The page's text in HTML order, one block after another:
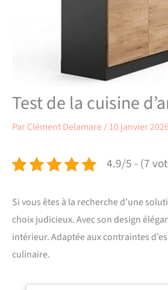
Test de la cuisine
ParClément Delamare/ 10 janvier
4.9/5 - (7
Si vous êtes à la recherche d’une
choix judicieux. Avec son design
intérieur. Adaptée aux contraintes
culinaire.